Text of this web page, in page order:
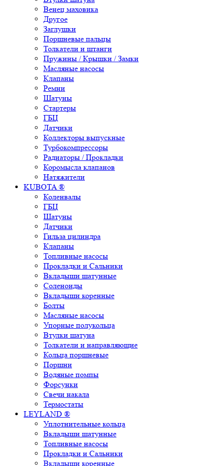
Венец маховика
Другое
Заглушки
Поршневые пальцы
Толкатели и штанги
Пружины / Крышки / Замки
Масляные насосы
Клапаны
Ремни
Шатуны
Стартеры
ГБЦ
Датчики
Коллекторы выпускные
Турбокомпрессоры
Радиаторы / Прокладки
Коромысла клапанов
Натяжители
KUBOTA ®
Коленвалы
ГБЦ
Шатуны
Датчики
Гильза цилиндра
Клапаны
Топливные насосы
Прокладки и Сальники
Вкладыши шатунные
Соленоиды
Вкладыши коренные
Болты
Масляные насосы
Упорные полукольца
Втулки шатуна
Толкатели и направляющие
Кольца поршневые
Поршни
Водяные помпы
Форсунки
Свечи накала
Термостаты
LEYLAND ®
Уплотнительные кольца
Вкладыши шатунные
Топливные насосы
Прокладки и Сальники
Вкладыши коренные